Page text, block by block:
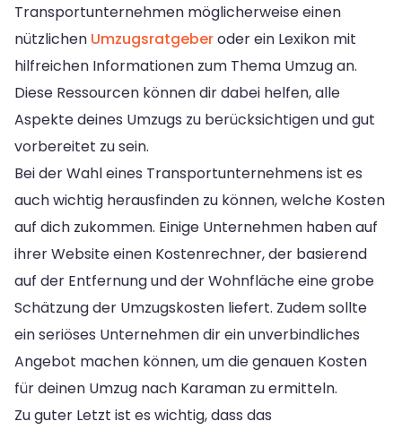
Transportunternehmen möglicherweise einen
nützlichen Umzugsratgeberoder ein Lexikon mit
hilfreichen Informationen zum Thema Umzug an.
Diese Ressourcen können dir dabei helfen, alle
Aspekte deines Umzugs zu berücksichtigen und gut
vorbereitet zu sein.
Bei der Wahl eines Transportunternehmens ist es
auch wichtig herausfinden zu können, welche Kosten
auf dich zukommen. Einige Unternehmen haben auf
ihrer Website einen Kostenrechner, der basierend
auf der Entfernung und der Wohnfläche eine grobe
Schätzung der Umzugskosten liefert. Zudem sollte
ein seriöses Unternehmen dir ein unverbindliches
Angebot machen können, um die genauen Kosten
für deinen Umzug nach Karaman zu ermitteln.
Zu guter Letzt ist es wichtig, dass das